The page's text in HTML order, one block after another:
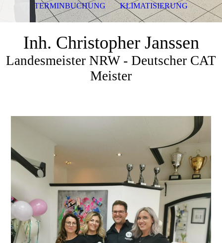
Inh. Christopher Janssen
Landesmeister NRW - Deutscher CAT
Meister
TERMINBUCHUNG KLIMATISIERUNG